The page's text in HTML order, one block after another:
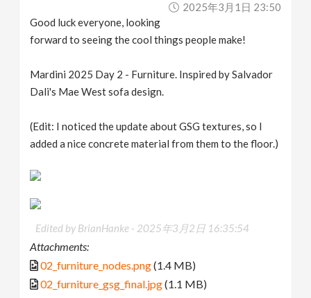
2025年3月1日 23:50
Good luck everyone, looking
forward to seeing the cool things people make!
Mardini 2025 Day 2 - Furniture. Inspired by Salvador
Dali's Mae West sofa design.
(Edit: I noticed the update about GSG textures, so I
added a nice concrete material from them to the floor.)
Edited by BrianHanke - 2025年3月2日 16:35:54
Attachments:
02_furniture_nodes.png(1.4 MB)
02_furniture_gsg_final.jpg(1.1 MB)